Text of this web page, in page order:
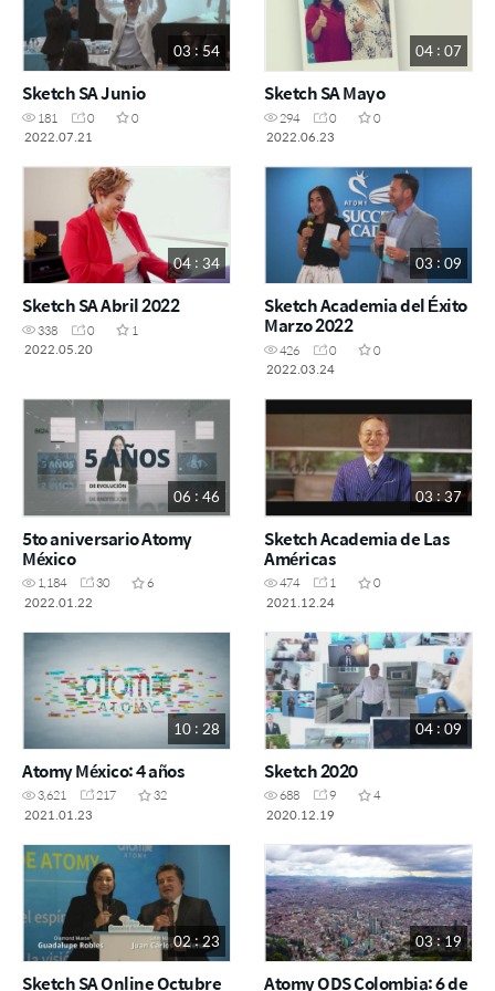
03 : 54
Sketch SA Junio
181 0
0
2022.07.21
04 : 07
Sketch SA Mayo
294 0
0
2022.06.23
04 : 34
Sketch SA Abril 2022
338 0
1
2022.05.20
03 : 09
Sketch Academia del Éxito
Marzo 2022
426 0
0
2022.03.24
06 : 46
5to aniversario Atomy
México
1,184 30
6
2022.01.22
03 : 37
Sketch Academia de Las
Américas
474 1
0
2021.12.24
10 : 28
Atomy México: 4 años
3,621 217
32
2021.01.23
04 : 09
Sketch 2020
688 9
4
2020.12.19
02 : 23
Sketch SA Online Octubre
03 : 19
Atomy ODS Colombia: 6 de